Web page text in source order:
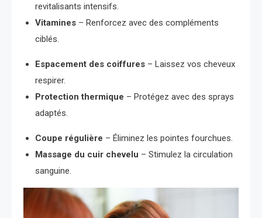
revitalisants intensifs.
Vitamines – Renforcez avec des compléments
ciblés.
Espacement des coiffures – Laissez vos cheveux
respirer.
Protection thermique – Protégez avec des sprays
adaptés.
Coupe régulière – Éliminez les pointes fourchues.
Massage du cuir chevelu – Stimulez la circulation
sanguine.